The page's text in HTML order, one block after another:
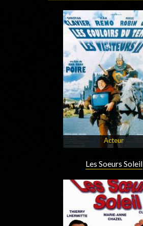
Acteur
Les Soeurs Soleil